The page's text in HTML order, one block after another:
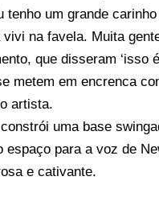
um grande
na favela. Muita
que disseram ‘isso
metem em encrenca
artista.
uma base
espaço para a voz de
e cativante.